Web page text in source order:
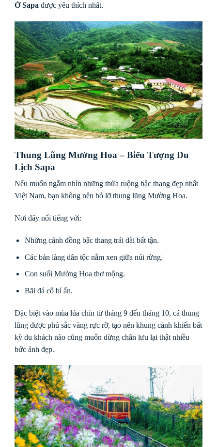
Ở Sapa được yêu thích nhất.
Thung Lũng Mường Hoa – Biểu Tượng Du
Lịch Sapa
Nếu muốn ngắm nhìn những thửa ruộng bậc thang đẹp nhất
Việt Nam, bạn không nên bỏ lỡ thung lũng Mường Hoa.
Nơi đây nổi tiếng với:
Những cánh đồng bậc thang trải dài bất tận.
Các bản làng dân tộc nằm xen giữa núi rừng.
Con suối Mường Hoa thơ mộng.
Bãi đá cổ bí ẩn.
Đặc biệt vào mùa lúa chín từ tháng 9 đến tháng 10, cả thung
lũng được phủ sắc vàng rực rỡ, tạo nên khung cảnh khiến bất
kỳ du khách nào cũng muốn dừng chân lưu lại thật nhiều
bức ảnh đẹp.